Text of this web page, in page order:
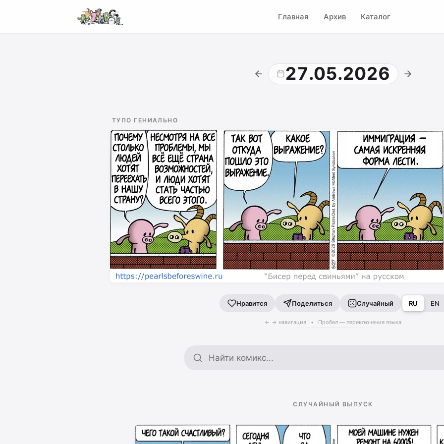
Главная Архив Каталог
27.05.2026
ТУПО ГЕНИАЛЬНО
Нравится Поделиться Случайный
← → навигация • Пробел — переключение языка
RU EN
Поиск по архиву
СЛУЧАЙНЫЙ ВЫПУСК